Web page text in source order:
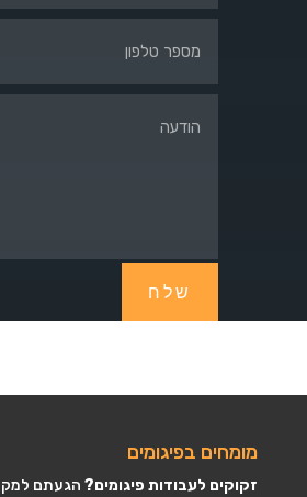
שלח
מומחים בפיגומים
זקוקים לעבודות פיגומים?הגעתם